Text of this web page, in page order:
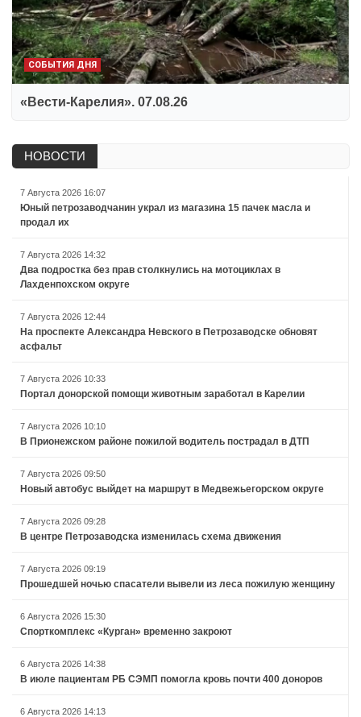
СОБЫТИЯ ДНЯ
«Вести-Карелия». 07.08.26
НОВОСТИ
7 Августа 2026 16:07
Юный петрозаводчанин украл из магазина 15 пачек масла и
продал их
7 Августа 2026 14:32
Два подростка без прав столкнулись на мотоциклах в
Лахденпохском округе
7 Августа 2026 12:44
На проспекте Александра Невского в Петрозаводске обновят
асфальт
7 Августа 2026 10:33
Портал донорской помощи животным заработал в Карелии
7 Августа 2026 10:10
В Прионежском районе пожилой водитель пострадал в ДТП
7 Августа 2026 09:50
Новый автобус выйдет на маршрут в Медвежьегорском округе
7 Августа 2026 09:28
В центре Петрозаводска изменилась схема движения
7 Августа 2026 09:19
Прошедшей ночью спасатели вывели из леса пожилую женщину
6 Августа 2026 15:30
Спорткомплекс «Курган» временно закроют
6 Августа 2026 14:38
В июле пациентам РБ СЭМП помогла кровь почти 400 доноров
6 Августа 2026 14:13